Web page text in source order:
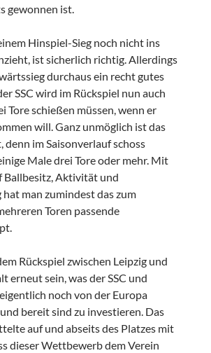
gewonnen ist.
Hinspiel-Sieg noch nicht ins
ist sicherlich richtig. Allerdings
durchaus ein recht gutes
SSC wird im Rückspiel nun auch
Tore schießen müssen, wenn er
will. Ganz unmöglich ist das
denn im Saisonverlauf schoss
Male drei Tore oder mehr. Mit
Ballbesitz, Aktivität und
hat man zumindest das zum
Toren passende
Rückspiel zwischen Leipzig und
erneut sein, was der SSC und
noch von der Europa
bereit sind zu investieren. Das
auf und abseits des Platzes mit
dieser Wettbewerb dem Verein